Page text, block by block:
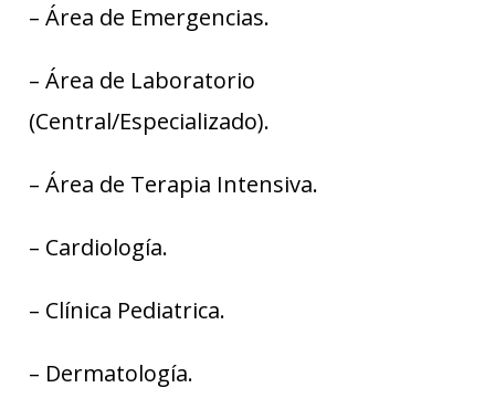
– Área de Emergencias.
– Área de Laboratorio
(Central/Especializado).
– Área de Terapia Intensiva.
– Cardiología.
– Clínica Pediatrica.
– Dermatología.